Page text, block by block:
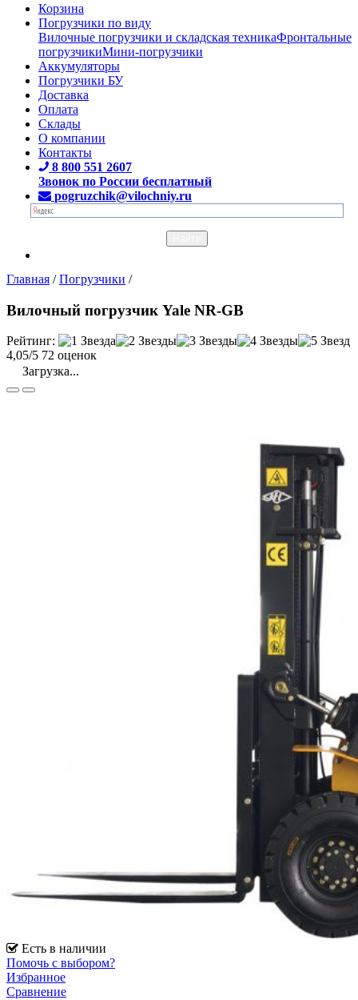
Корзина
Погрузчики по виду
Вилочные погрузчики и складская техникаФронтальные
погрузчикиМини-погрузчики
Аккумуляторы
Погрузчики БУ
Доставка
Оплата
Склады
О компании
Контакты
8 800 551 2607
Звонок по России бесплатный
pogruzchik@vilochniy.ru
Главная /Погрузчики /
Вилочный погрузчик Yale NR-GB
Рейтинг:
4,05/5 72 оценок
Загрузка...
Есть в наличии
Помочь с выбором?
Избранное
Сравнение